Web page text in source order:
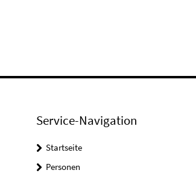
Service-Navigation
Startseite
Personen